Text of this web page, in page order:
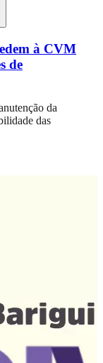
à CVM
de
da
das